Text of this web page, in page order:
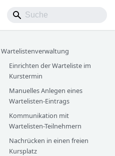
Wartelistenverwaltung
Einrichten der Warteliste im
Kurstermin
Manuelles Anlegen eines
Wartelisten-Eintrags
Kommunikation mit
Wartelisten-Teilnehmern
Nachrücken in einen freien
Kursplatz